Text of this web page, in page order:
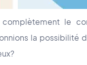
le
la possibilité